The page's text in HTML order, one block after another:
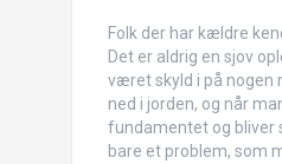
Folk der har kældre
Det er aldrig en sjov
været skyld i på nogen
ned i jorden, og når
fundamentet og bliver
bare et problem, som